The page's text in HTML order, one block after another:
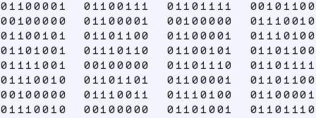
01100001 01100111 01101111 00101100
00100000 01100001 00100000 01110010
01100101 01101100 01100001 01110100
01101001 01110110 01100101 01101100
01111001 00100000 01101110 01101111
01110010 01101101 01100001 01101100
00100000 01110011 01110100 01100001
01110010 00100000 01101001 01101110